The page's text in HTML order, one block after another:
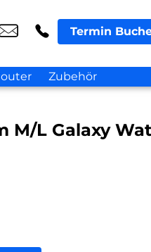
Termin
Zubehör
M/L Galaxy